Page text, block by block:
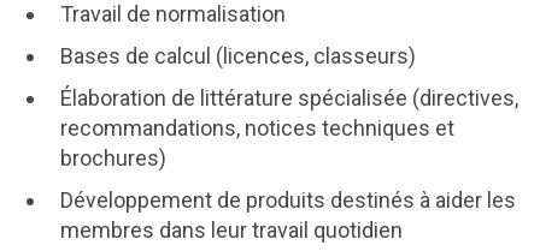
Travail de normalisation
Bases de calcul (licences, classeurs)
Élaboration de littérature spécialisée (directives,
recommandations, notices techniques et
brochures)
Développement de produits destinés à aider les
membres dans leur travail quotidien